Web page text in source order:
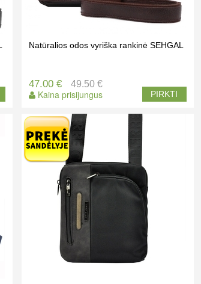
Natūralios odos vyriška rankinė SEHGAL
47.00 €
Kaina prisijungus
49.50 €
PIRKTI